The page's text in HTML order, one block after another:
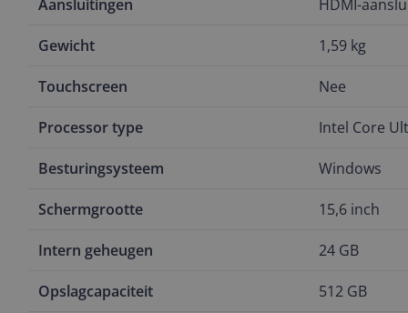
Aansluitingen
HDMI-
Gewicht 1,59 kg
Touchscreen Nee
Processor type Intel Core
Besturingsysteem Windows
Schermgrootte 15,6 inch
Intern geheugen 24 GB
Opslagcapaciteit 512 GB